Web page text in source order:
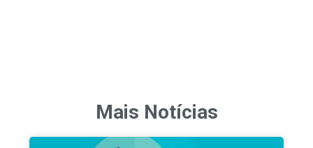
Mais Notícias